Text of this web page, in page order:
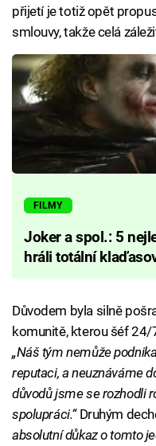
přijetí je totiž opět
smlouvy, takže celá
FILMY
Joker a spol.: 5
hráli totální
Důvodem byla silně
komunitě, kterou šéf
„Náš tým nemůže
reputaci, a neuznáváme
důvodů jsme se rozhodli
spolupráci.“Druhým
absolutní důkaz o tomto